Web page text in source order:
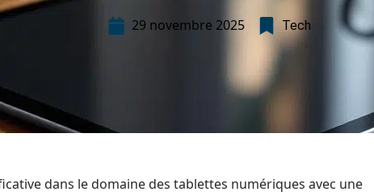
29 novembre 2025 Tech
dans le domaine des tablettes numériques avec une